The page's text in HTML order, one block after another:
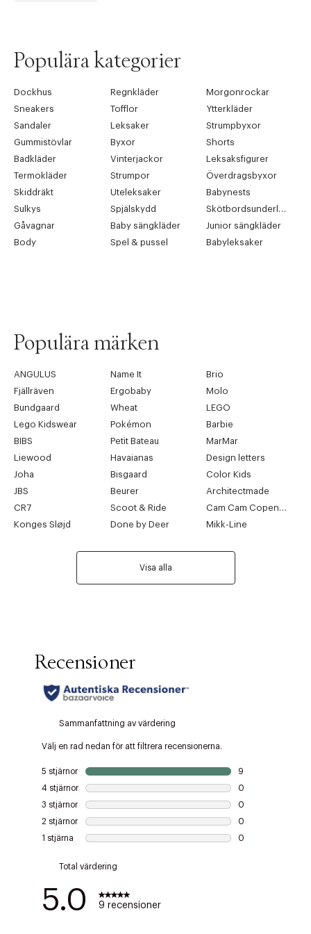
Populära kategorier
Dockhus Regnkläder
Morgonrockar
Sneakers
Tofflor
Ytterkläder
Sandaler
Leksaker
Strumpbyxor
Gummistövlar
Byxor
Shorts
Badkläder
Vinterjackor
Leksaksfigurer
Termokläder
Strumpor
Överdragsbyxor
Skiddräkt
Uteleksaker
Babynests
Sulkys
Spjälskydd
Gåvagnar
Baby sängkläder
Junior sängkläder
Body
Spel & pussel Babyleksaker
Populära märken
ANGULUS Name It
Brio
Fjällräven
Ergobaby
Molo
Bundgaard
Wheat
LEGO
Lego Kidswear
Pokémon
Barbie
BIBS
Petit Bateau
MarMar
Liewood
Havaianas
Design letters
Joha
Bisgaard
Color Kids
JBS
Beurer
Architectmade
CR7
Scoot & Ride
Konges Sløjd
Done by Deer Mikk-Line
Visa alla